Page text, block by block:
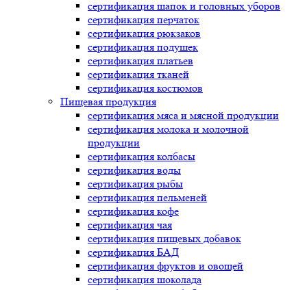
сертификация шапок и головных уборов
сертификация перчаток
сертификация рюкзаков
сертификация подушек
сертификация платьев
сертификация тканей
сертификация костюмов
Пищевая продукция
сертификация мяса и мясной продукции
сертификация молока и молочной
продукции
сертификация колбасы
сертификация воды
сертификация рыбы
сертификация пельменей
сертификация кофе
сертификация чая
сертификация пищевых добавок
сертификация БАД
сертификация фруктов и овощей
сертификация шоколада